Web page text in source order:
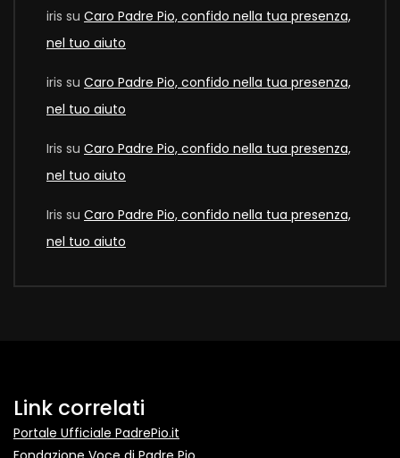
iris su Caro Padre Pio, confido nella tua presenza,
nel tuo aiuto
iris su Caro Padre Pio, confido nella tua presenza,
nel tuo aiuto
Iris su Caro Padre Pio, confido nella tua presenza,
nel tuo aiuto
Iris su Caro Padre Pio, confido nella tua presenza,
nel tuo aiuto
Link correlati
Portale Ufficiale PadrePio.it